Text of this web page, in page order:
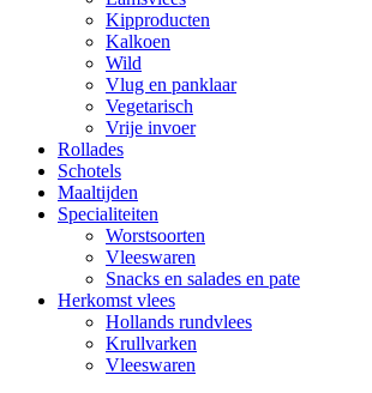
Kipproducten
Kalkoen
Wild
Vlug en panklaar
Vegetarisch
Vrije invoer
Rollades
Schotels
Maaltijden
Specialiteiten
Worstsoorten
Vleeswaren
Snacks en salades en pate
Herkomst vlees
Hollands rundvlees
Krullvarken
Vleeswaren